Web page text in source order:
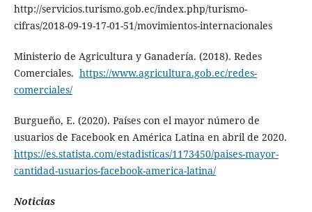
http://servicios.turismo.gob.ec/index.php/turismo-
cifras/2018-09-19-17-01-51/movimientos-internacionales
Ministerio de Agricultura y Ganadería. (2018). Redes
Comerciales. https://www.agricultura.gob.ec/redes-
comerciales/
Burgueño, E. (2020). Países con el mayor número de
usuarios de Facebook en América Latina en abril de 2020.
https://es.statista.com/estadisticas/1173450/paises-mayor-
cantidad-usuarios-facebook-america-latina/
Noticias